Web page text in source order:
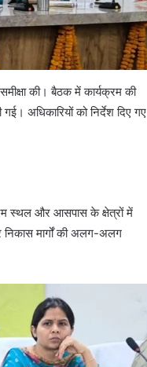
की। बैठक में कार्यक्रम की
अधिकारियों को निर्देश दिए गए
स्थल और आसपास के क्षेत्रों में
निकास मार्गों की अलग-अलग